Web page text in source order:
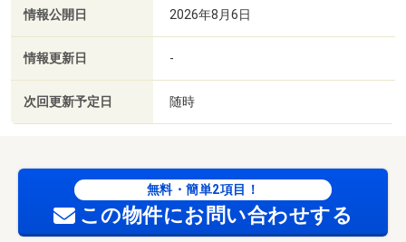
情報公開日 2026年8月6日
情報更新日 -
次回更新予定日 随時
無料・簡単2項目！
この物件にお問い合わせする